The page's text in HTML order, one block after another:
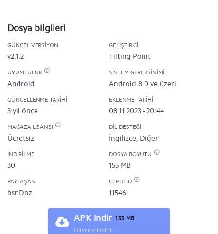
Dosya bilgileri
GÜNCEL VERSIYON
v2.1.2
GELIŞTIRICI
Tilting Point
UYUMLULUK
Android
SISTEM GEREKSINIMI
Android 8.0 ve üzeri
GÜNCELLENME TARIHI
3 yıl önce
EKLENME TARIHI
08.11.2023 - 20:44
MAĞAZA LISANSI
Ücretsiz
DIL DESTEĞI
İngilizce, Diğer
İNDIRILME
30
DOSYA BOYUTU
155 MB
PAYLAŞAN
hsnDnz
CEPDEID
11546
APK indir 155 MB
Güvenle indirin